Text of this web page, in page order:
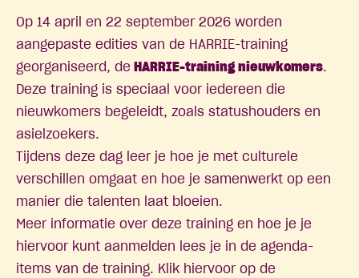
Op 14 april en 22 september 2026 worden
aangepaste edities van de HARRIE-training
georganiseerd, de HARRIE-training nieuwkomers.
Deze training is speciaal voor iedereen die
nieuwkomers begeleidt, zoals statushouders en
asielzoekers.
Tijdens deze dag leer je hoe je met culturele
verschillen omgaat en hoe je samenwerkt op een
manier die talenten laat bloeien.
Meer informatie over deze training en hoe je je
hiervoor kunt aanmelden lees je in de agenda-
items van de training. Klik hiervoor op de